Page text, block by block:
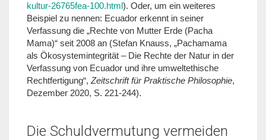
kultur-26765fea-100.html). Oder, um ein weiteres
Beispiel zu nennen: Ecuador erkennt in seiner
Verfassung die „Rechte von Mutter Erde (Pacha
Mama)“ seit 2008 an (Stefan Knauss, „Pachamama
als Ökosystemintegrität – Die Rechte der Natur in der
Verfassung von Ecuador und ihre umweltethische
Rechtfertigung“, Zeitschrift für Praktische Philosophie,
Dezember 2020, S. 221-244).
Die Schuldvermutung vermeiden